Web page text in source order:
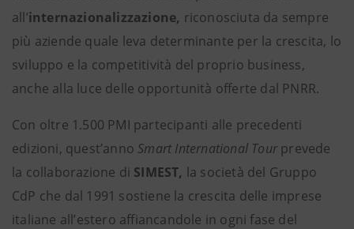
all’internazionalizzazione, riconosciuta da sempre
più aziende quale leva determinante per la crescita, lo
sviluppo e la competitività del proprio business,
anche alla luce delle opportunità offerte dal PNRR.
Con oltre 1.500 PMI partecipanti alle precedenti
edizioni, quest’anno Smart International Tourprevede
la collaborazione di SIMEST, la società del Gruppo
CdP che dal 1991 sostiene la crescita delle imprese
italiane all’estero affiancandole in ogni fase del